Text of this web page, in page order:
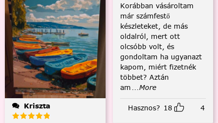
Kriszta
Korábban vásároltam
már számfestő
készleteket, de más
oldalról, mert ott
olcsóbb volt, és
gondoltam ha ugyanazt
kapom, miért fizetnék
többet? Aztán
am ...More
Hasznos? 18 4